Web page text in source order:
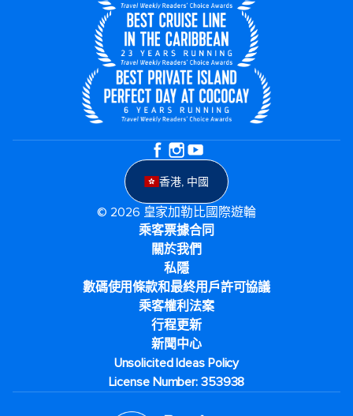
香港, 中國
© 2026 皇家加勒比國際遊輪
乘客票據合同
關於我們
私隱
數碼使用條款和最終用戶許可協議
乘客權利法案
行程更新
新聞中心
Unsolicited Ideas Policy
License Number: 353938